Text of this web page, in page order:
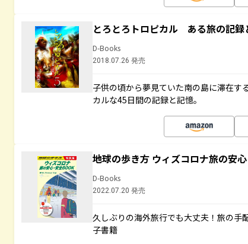
とろとろトロピカル ある旅の記
D-Books
2018.07.26 発売
子供の頃から夢見ていた南の島に滞在す
カルな45日間の記録と記憶。
地球の歩き方 ウィズコロナ旅の安
D-Books
2022.07.20 発売
久しぶりの海外旅行でも大丈夫！旅の手
子書籍